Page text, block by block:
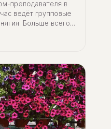
преподавателя в
ведёт групповые
Больше всего в
студенты растут